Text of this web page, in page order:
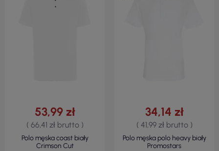
53,99 zł
( 66,41 zł brutto )
Polo męska coast biały
Crimson Cut
34,14 zł
( 41,99 zł brutto )
Polo męska polo heavy biały
Promostars